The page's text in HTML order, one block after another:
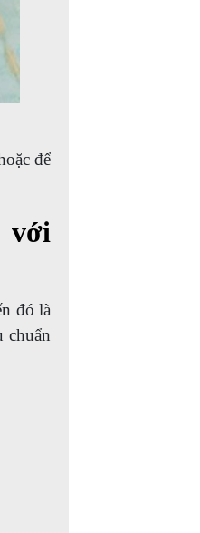
để
với
đó là
chuẩn